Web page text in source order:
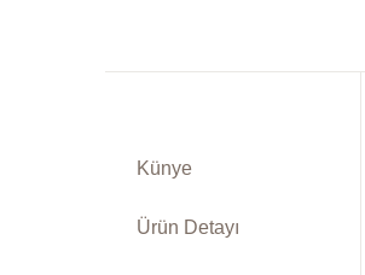
Künye
Ürün Detayı